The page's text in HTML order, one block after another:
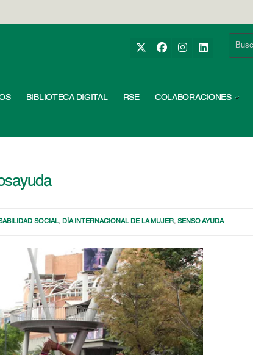
BIBLIOTECA DIGITAL RSE COLABORACIONES
SOCIAL, DÍA INTERNACIONAL DE LA MUJER,SENSO AYUDA